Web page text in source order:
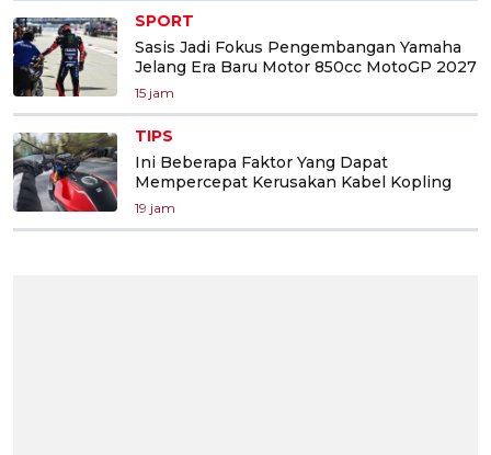
SPORT
Sasis Jadi Fokus Pengembangan Yamaha
Jelang Era Baru Motor 850cc MotoGP 2027
15 jam
TIPS
Ini Beberapa Faktor Yang Dapat
Mempercepat Kerusakan Kabel Kopling
19 jam